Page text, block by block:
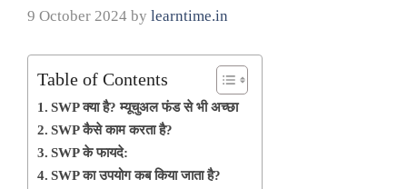
9 October 2024 by learntime.in
Table of Contents
SWP क्या है? म्यूचुअल फंड से भी अच्छा
SWP कैसे काम करता है?
SWP के फायदे:
SWP का उपयोग कब किया जाता है?